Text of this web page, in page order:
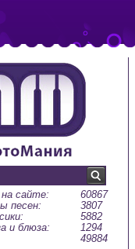
сайте:
60867
песен:
3807
5882
и блюза:
1294
49884